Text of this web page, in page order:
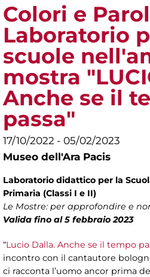
Colori e
Laboratorio
scuole
mostra
Anche se il
passa"
17/10/2022 - 05/02/2023
Museo dell'Ara Pacis
Laboratorio didattico per la
Primaria (Classi I e II)
Le Mostre: per approfondire e
Valida fino al 5 febbraio 2023
“Lucio Dalla. Anche se il tempo
incontro con il cantautore
ci racconta l’uomo ancor prima